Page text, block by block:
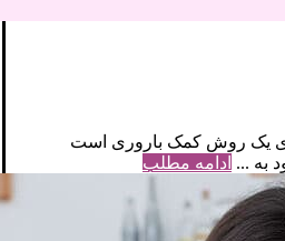
یک روش کمک باروری است
به ... ادامه مطلب